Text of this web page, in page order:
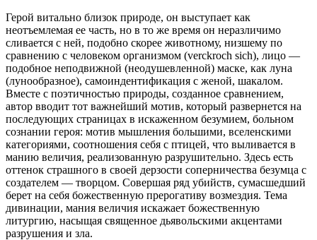
Герой витально близок природе, он выступает как
неотъемлемая ее часть, но в то же время он неразличимо
сливается с ней, подобно скорее животному, низшему по
сравнению с человеком организмом (verckroch sich), лицо —
подобное неподвижной (неодушевленной) маске, как луна
(лунообразное), самоиндентификация с женой, шакалом.
Вместе с поэтичностью природы, созданное сравнением,
автор вводит тот важнейший мотив, который развернется на
последующих страницах в искаженном безумием, больном
сознании героя: мотив мышления большими, вселенскими
категориями, соотношения себя с птицей, что выливается в
манию величия, реализованную разрушительно. Здесь есть
оттенок страшного в своей дерзости соперничества безумца с
создателем — творцом. Совершая ряд убийств, сумасшедший
берет на себя божественную прерогативу возмездия. Тема
дивинации, мания величия искажает божественную
литургию, насыщая священное дьявольскими акцентами
разрушения и зла.